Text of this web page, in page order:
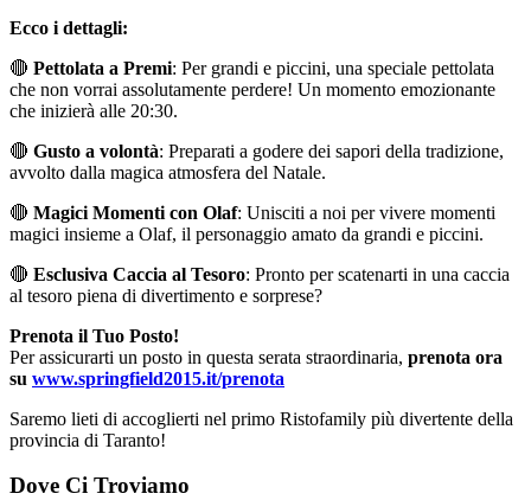
Ecco i dettagli:
🔴 Pettolata a Premi: Per grandi e piccini, una speciale pettolata
che non vorrai assolutamente perdere! Un momento emozionante
che inizierà alle 20:30.
🔴 Gusto a volontà: Preparati a godere dei sapori della tradizione,
avvolto dalla magica atmosfera del Natale.
🔴 Magici Momenti con Olaf: Unisciti a noi per vivere momenti
magici insieme a Olaf, il personaggio amato da grandi e piccini.
🔴 Esclusiva Caccia al Tesoro: Pronto per scatenarti in una caccia
al tesoro piena di divertimento e sorprese?
Prenota il Tuo Posto!
Per assicurarti un posto in questa serata straordinaria, prenota ora
su www.springfield2015.it/prenota
Saremo lieti di accoglierti nel primo Ristofamily più divertente della
provincia di Taranto!
Dove Ci Troviamo